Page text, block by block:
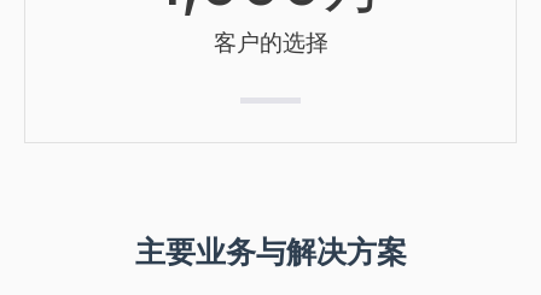
客户的选择
主要业务与解决方案